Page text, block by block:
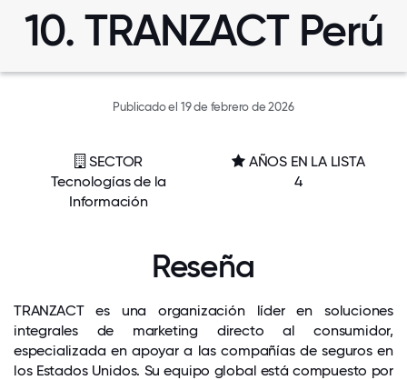
10. TRANZACT Perú
Publicado el 19 de febrero de 2026
SECTOR
Tecnologías de la
Información
AÑOS EN LA LISTA
4
Reseña
TRANZACT es una organización líder en soluciones
integrales de marketing directo al consumidor,
especializada en apoyar a las compañías de seguros en
los Estados Unidos. Su equipo global está compuesto por